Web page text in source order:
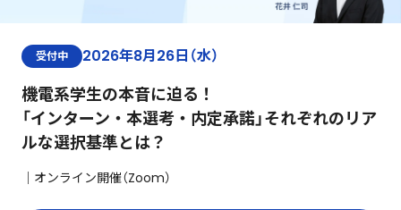
受付中 2026年8月26日（水）
機電系学生の本音に迫る！
「インターン・本選考・内定承諾」それぞれのリア
ルな選択基準とは？
｜オンライン開催（Zoom）